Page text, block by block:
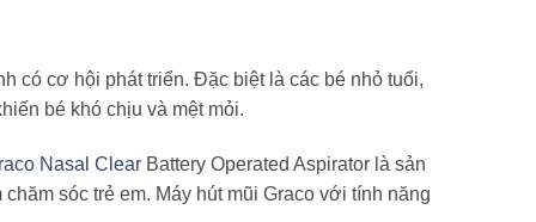
có cơ hội phát triển. Đặc biệt là các bé nhỏ tuổi,
bé khó chịu và mệt mỏi.
Nasal Clear Battery Operated Aspirator là sản
sóc trẻ em. Máy hút mũi Graco với tính năng